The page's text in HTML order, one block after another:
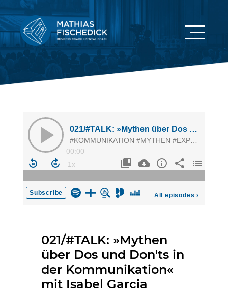
021/#TALK: »Mythen
über Dos und Don'ts in
der Kommunikation«
mit Isabel Garcia